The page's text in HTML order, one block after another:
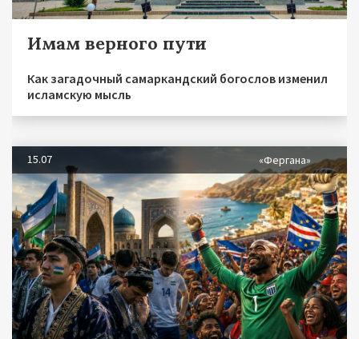
Имам верного пути
Как загадочный самаркандский богослов изменил
исламскую мысль
15.07 «Фергана»